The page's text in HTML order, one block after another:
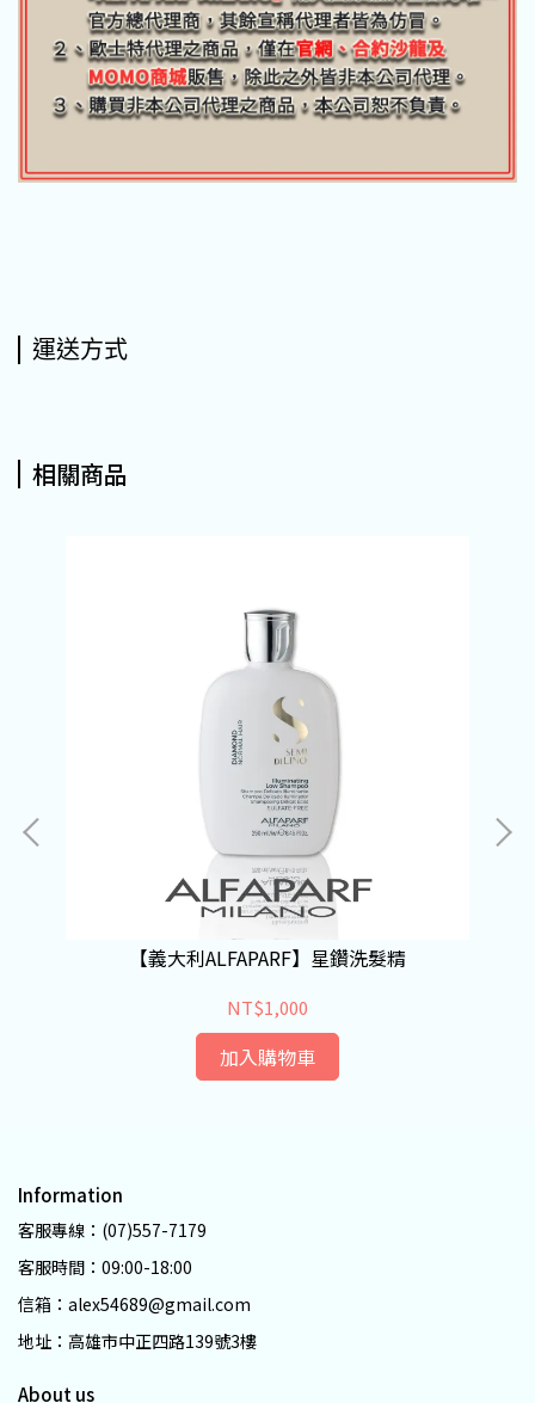
運送方式
相關商品
【義大利ALFAPARF】星鑽洗髮精
NT$1,000
加入購物車
Information
客服專線：(07)557-7179
客服時間：09:00-18:00
信箱：alex54689@gmail.com
地址：高雄市中正四路139號3樓
About us